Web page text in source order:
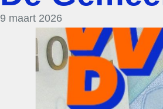
9 maart 2026